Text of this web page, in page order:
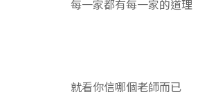
每一家都有每一家的道理
就看你信哪個老師而已